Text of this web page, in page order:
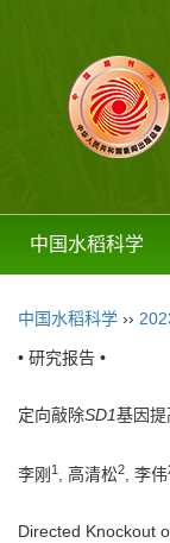
中国水稻科学
中国水稻科学 ››
• 研究报告 •
定向敲除SD1基因
李刚 1 , 高清松2, 李伟
Directed Knockout